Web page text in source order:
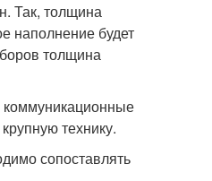
Так, толщина
наполнение будет
толщина
коммуникационные
технику.
сопоставлять